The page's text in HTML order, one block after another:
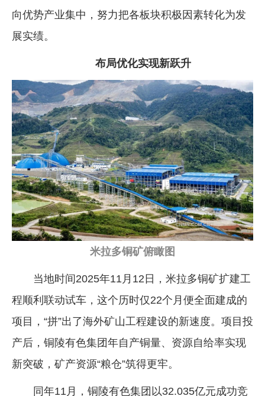
向优势产业集中，努力把各板块积极因素转化为发
展实绩。
布局优化实现新跃升
米拉多铜矿俯瞰图
当地时间2025年11月12日，米拉多铜矿扩建工
程顺利联动试车，这个历时仅22个月便全面建成的
项目，“拼”出了海外矿山工程建设的新速度。项目投
产后，铜陵有色集团年自产铜量、资源自给率实现
新突破，矿产资源“粮仓”筑得更牢。
同年11月，铜陵有色集团以32.035亿元成功竞